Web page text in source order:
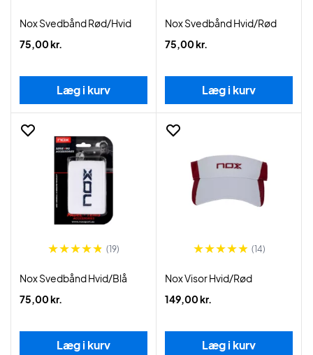
Nox Svedbånd Rød/Hvid
75,00 kr.
Læg i kurv
Nox Svedbånd Hvid/Rød
75,00 kr.
Læg i kurv
(19)
Nox Svedbånd Hvid/Blå
75,00 kr.
Læg i kurv
(14)
Nox Visor Hvid/Rød
149,00 kr.
Læg i kurv